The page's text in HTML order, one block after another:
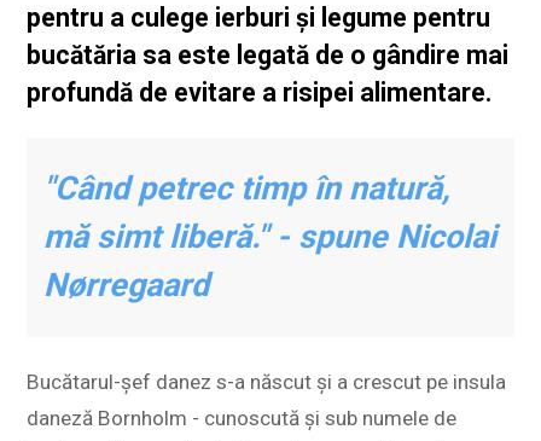
pentru a culege ierburi și legume pentru
bucătăria sa este legată de o gândire mai
profundă de evitare a risipei alimentare.
"Când petrec timp în natură,
mă simt liberă." - spune Nicolai
Nørregaard
Bucătarul-șef danez s-a născut și a crescut pe insula
daneză Bornholm - cunoscută și sub numele de